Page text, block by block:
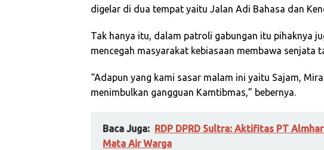
digelar di dua tempat yaitu Jalan Adi Bahasa dan
Tak hanya itu, dalam patroli gabungan itu pihaknya
mencegah masyarakat kebiasaan membawa senjata
“Adapun yang kami sasar malam ini yaitu Sajam,
menimbulkan gangguan Kamtibmas,” bebernya.
Baca Juga: RDP DPRD Sultra: Aktifitas PT
Mata Air Warga